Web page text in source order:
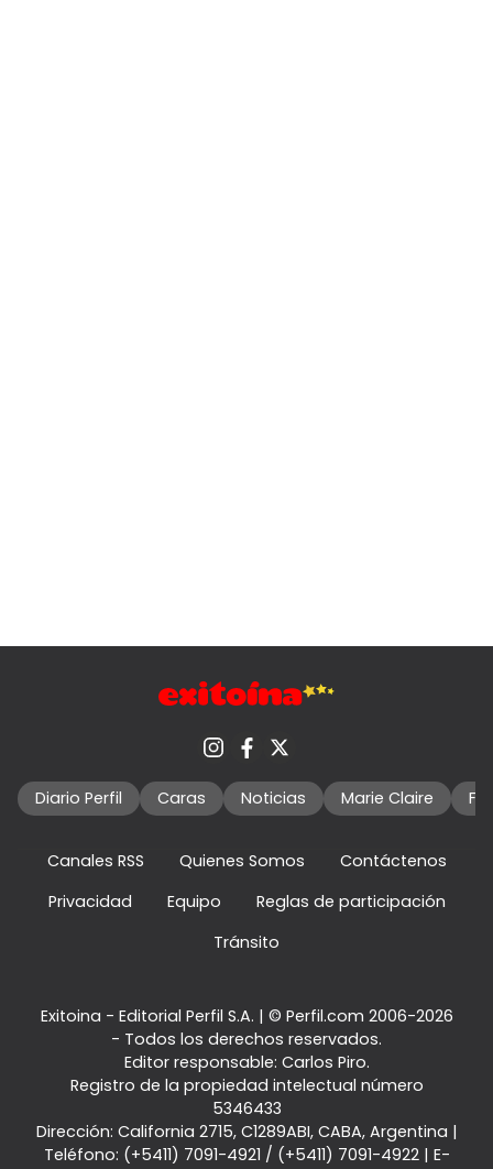
Diario Perfil Caras Noticias Marie Claire
Canales RSS Quienes Somos
Contáctenos
Privacidad
Equipo
Reglas de participación
Tránsito
Exitoina - Editorial Perfil S.A. | © Perfil.com 2006-2026
- Todos los derechos reservados.
Editor responsable: Carlos Piro.
Registro de la propiedad intelectual número
5346433
Dirección: California 2715, C1289ABI, CABA, Argentina |
Teléfono: (+5411) 7091-4921 / (+5411) 7091-4922| E-